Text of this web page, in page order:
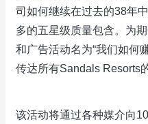
司如何继续在过去的38年
多的五星级质量包含。为
和广告活动名为“我们如何
传达所有Sandals Resorts
该活动将通过各种媒介向